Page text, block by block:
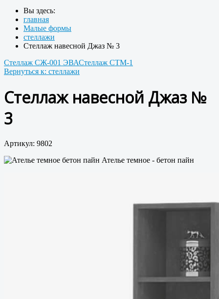
Вы здесь:
главная
Малые формы
стеллажи
Стеллаж навесной Джаз № 3
Стеллаж СЖ-001 ЭВАСтеллаж СТМ-1
Вернуться к: стеллажи
Стеллаж навесной Джаз №
3
Артикул: 9802
Ателье темное - бетон пайн